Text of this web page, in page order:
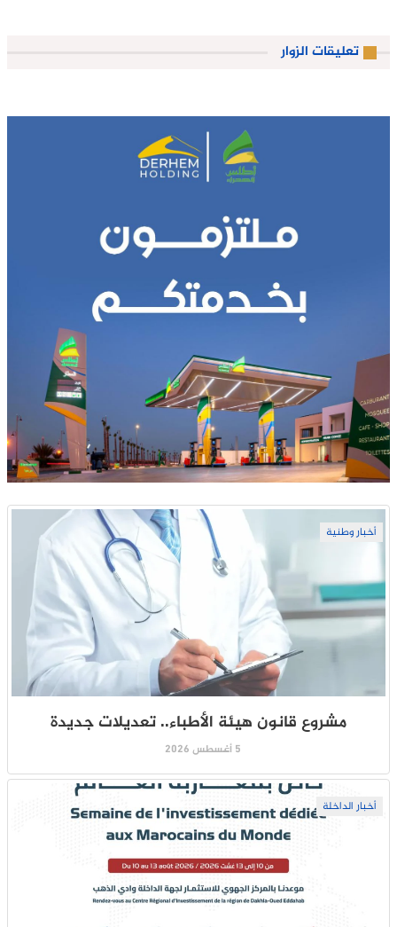
تعليقات الزوار
أخبار وطنية
مشروع قانون هيئة الأطباء.. تعديلات جديدة
5 أغسطس 2026
أخبار الداخلة